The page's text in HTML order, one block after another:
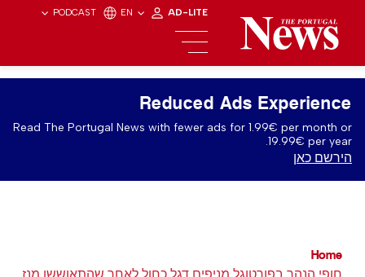
PODCAST EN AD-LITE
Reduced Ads Experience
Read The Portugal News with fewer ads for 1.99€ per month or
19.99€ per year.
הירשם כאן
Home